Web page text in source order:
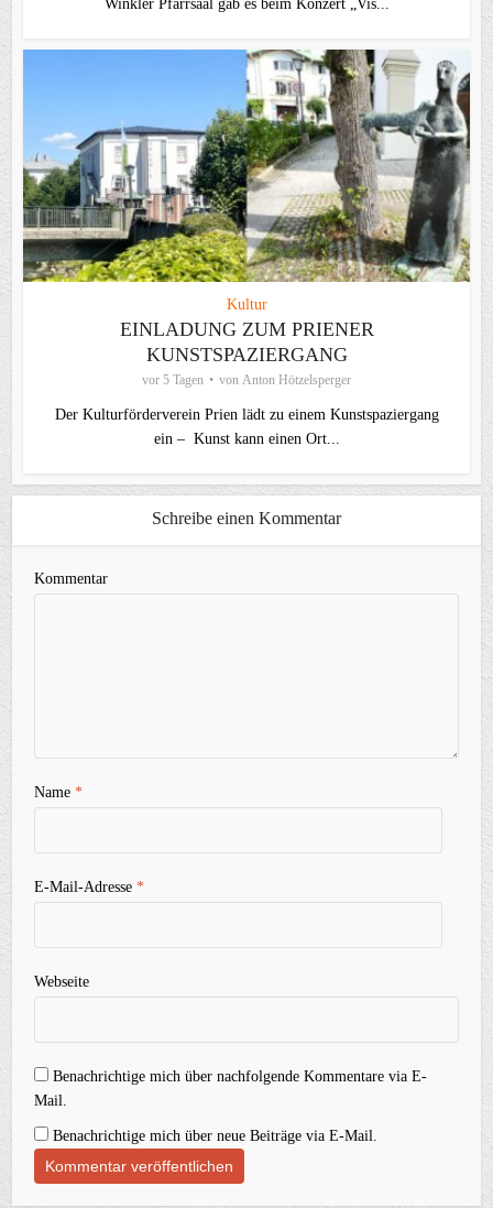
Winkler Pfarrsaal gab es beim Konzert „Vis...
Kultur
EINLADUNG ZUM PRIENER
KUNSTSPAZIERGANG
vor 5 Tagen von Anton Hötzelsperger
Der Kulturförderverein Prien lädt zu einem Kunstspaziergang
ein – Kunst kann einen Ort...
Schreibe einen Kommentar
Kommentar
Name*
E-Mail-Adresse*
Webseite
Benachrichtige mich über nachfolgende Kommentare via E-
Mail.
Benachrichtige mich über neue Beiträge via E-Mail.